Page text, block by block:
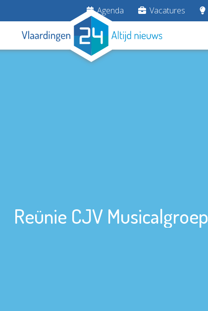
Agenda Vacatures
Reünie CJV Musicalgroep